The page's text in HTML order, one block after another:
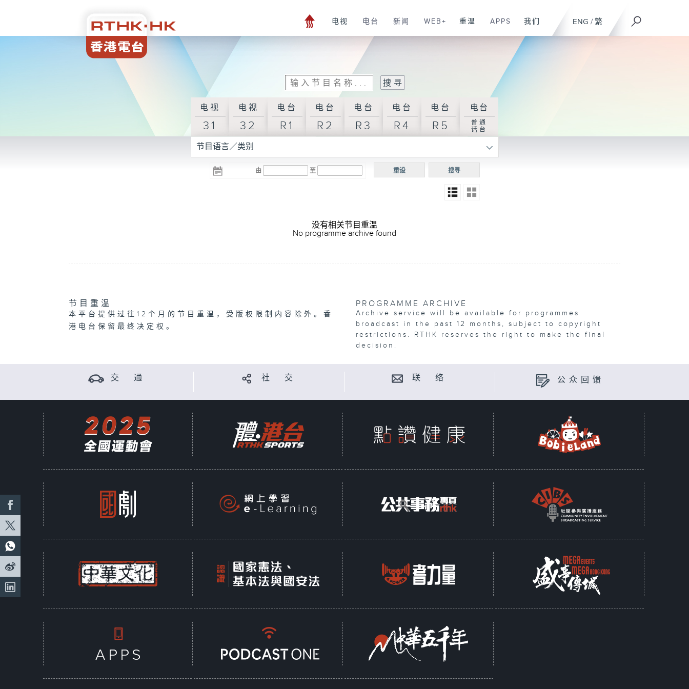
ENG / 繁
电视 电台 新闻 WEB+ 重温 APPS 我们
电视
31
电视
32
电台
R1
电台
R2
电台
R3
电台
R4
电台
R5
电台
普通
话台
节目语言／类别
由 至 搜寻
重设
没有相关节目重温
No programme archive found
节目重温
本平台提供过往12个月的节目重温，受版权限制内容除外。香
港电台保留最终决定权。
PROGRAMME ARCHIVE
Archive service will be available for programmes
broadcast in the past 12 months, subject to copyright
restrictions. RTHK reserves the right to make the final
decision.
交 通 社 交 联 络 公众回馈